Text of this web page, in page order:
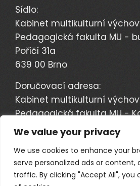
We value your privacy
We use cookies to enhance your
serve personalized ads or content,
traffic. By clicking "Accept All", you
Sídlo:
Kabinet multikulturní
Pedagogická fakulta MU -
Poříčí 31a
639 00 Brno
Doručovací adresa:
Kabinet multikulturní
Pedagogická fakulta MU -
pedagogiky
603 00 Brno